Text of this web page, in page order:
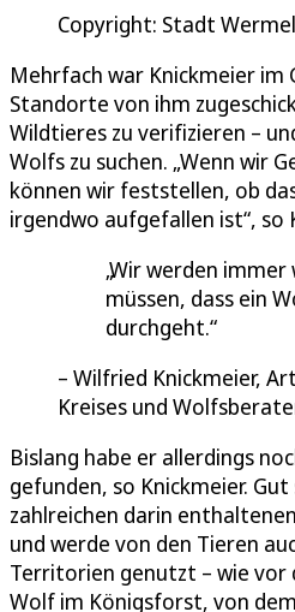
Copyright: Stadt
Mehrfach war Knickmeier im
Standorte von ihm
Wildtieres zu verifizieren –
Wolfs zu suchen. „Wenn wir
können wir feststellen, ob
irgendwo aufgefallen ist“, so
Wir werden immer
müssen, dass ein
durchgeht.
Wilfried Knickmeier,
Kreises und
Bislang habe er allerdings
gefunden, so Knickmeier.
zahlreichen darin
und werde von den Tieren
Territorien genutzt – wie vor
Wolf im Königsforst, von